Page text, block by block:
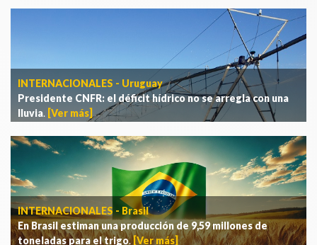
INTERNACIONALES - Uruguay
Presidente CNFR: el déficit hídrico no se arregla con una
lluvia. [Ver más]
INTERNACIONALES - Brasil
En Brasil estiman una producción de 9,59 millones de
toneladas para el trigo.[Ver más]